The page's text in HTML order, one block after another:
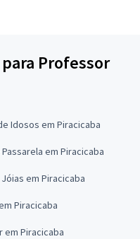
Professor
Idosos em Piracicaba
em Piracicaba
em Piracicaba
Piracicaba
em Piracicaba